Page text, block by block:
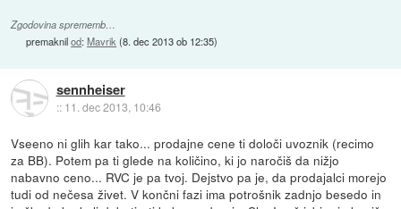
Zgodovina sprememb…
premaknilod:Mavrik (8. dec 2013 ob 12:35)
sennheiser
:: 11. dec 2013, 10:46
Vseeno ni glih kar tako... prodajne cene ti določi uvoznik (recimo
za BB). Potem pa ti glede na količino, ki jo naročiš da nižjo
nabavno ceno... RVC je pa tvoj. Dejstvo pa je, da prodajalci morejo
tudi od nečesa živet. V končni fazi ima potrošnik zadnjo besedo in